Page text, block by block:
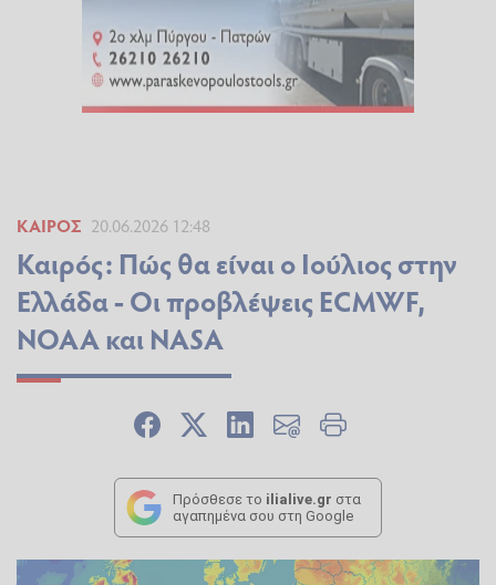
ΚΑΙΡΌΣ 20.06.2026 12:48
Καιρός: Πώς θα είναι ο Ιούλιος στην
Ελλάδα - Οι προβλέψεις ECMWF,
NOAA και NASA
Πρόσθεσε το ilialive.gr στα
αγαπημένα σου στη Google